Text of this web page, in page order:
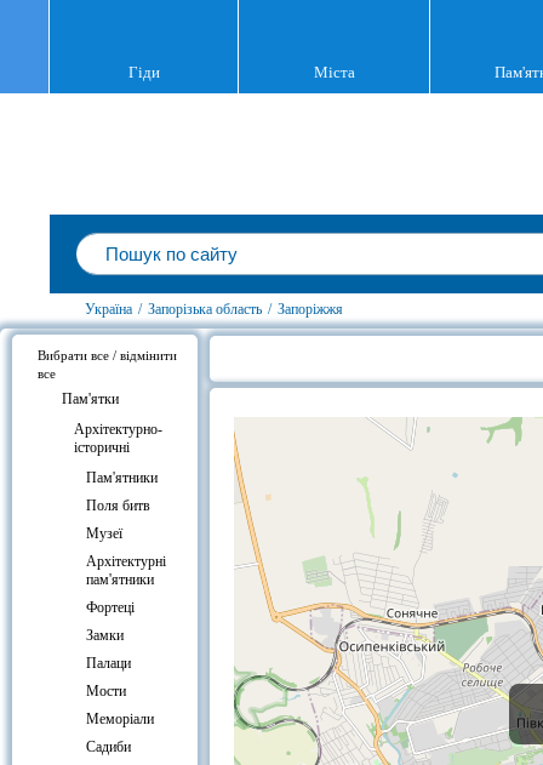
Гіди Міста
Україна / Запорізька область / Запоріжжя
Вибрати все / відмінити
все
Пам'ятки
Архітектурно-
історичні
Пам'ятники
Поля битв
Музеї
Архітектурні
пам'ятники
Фортеці
Замки
Палаци
Мости
Меморіали
Садиби